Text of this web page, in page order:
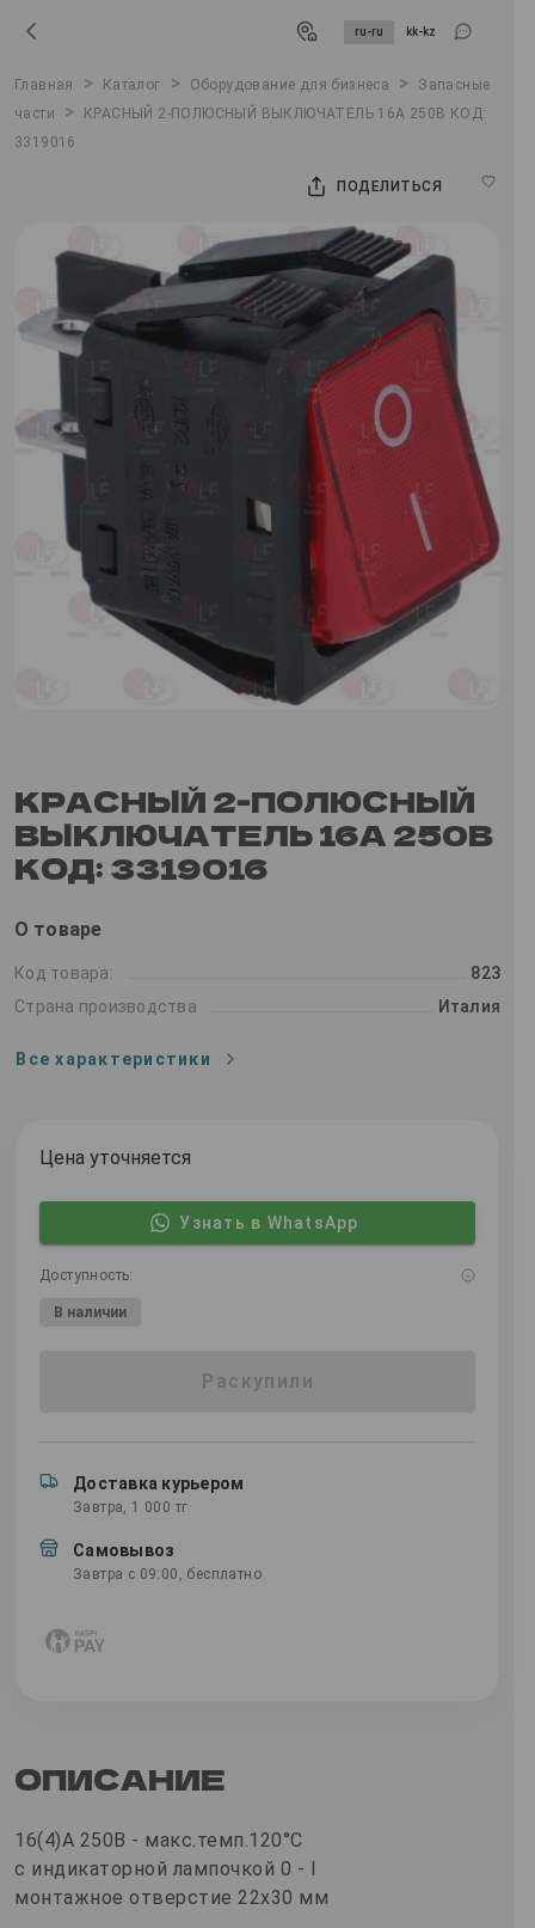
ru-ru kk-kz
Главная > Каталог > Оборудование для бизнеса >
Запасные
части
>
КРАСНЫЙ 2-ПОЛЮСНЫЙ ВЫКЛЮЧАТЕЛЬ 16A 250В КОД:
3319016
ПОДЕЛИТЬСЯ
КРАСНЫЙ 2-ПОЛЮСНЫЙ
ВЫКЛЮЧАТЕЛЬ 16A 250В
КОД: 3319016
О товаре
Код товара:
823
Страна производства
Италия
Все характеристики
Цена уточняется
Узнать в WhatsApp
Доступность:
В наличии
Раскупили
Доставка курьером
Завтра, 1 000 тг
Самовывоз
Завтра с 09:00, бесплатно
ОПИСАНИЕ
16(4)A 250В - макс.темп.120°C
с индикаторной лампочкой 0 - I
монтажное отверстие 22x30 мм